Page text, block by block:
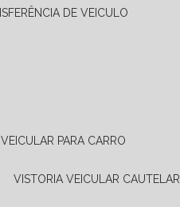
DE VEICULO
VEICULAR PARA CARRO
VISTORIA VEICULAR CAUTELAR